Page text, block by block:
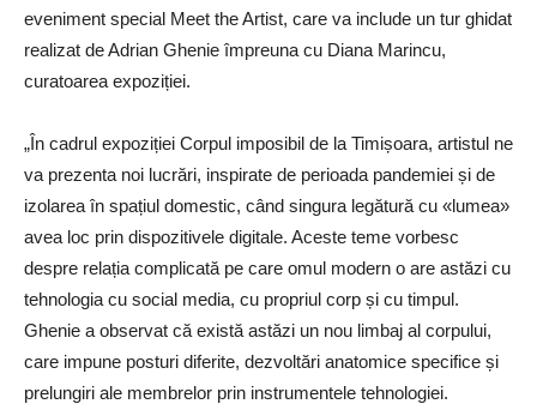
eveniment special Meet the Artist, care va include un tur ghidat
realizat de Adrian Ghenie împreuna cu Diana Marincu,
curatoarea expoziției.
„În cadrul expoziției Corpul imposibil de la Timișoara, artistul ne
va prezenta noi lucrări, inspirate de perioada pandemiei și de
izolarea în spațiul domestic, când singura legătură cu «lumea»
avea loc prin dispozitivele digitale. Aceste teme vorbesc
despre relația complicată pe care omul modern o are astăzi cu
tehnologia cu social media, cu propriul corp și cu timpul.
Ghenie a observat că există astăzi un nou limbaj al corpului,
care impune posturi diferite, dezvoltări anatomice specifice și
prelungiri ale membrelor prin instrumentele tehnologiei.